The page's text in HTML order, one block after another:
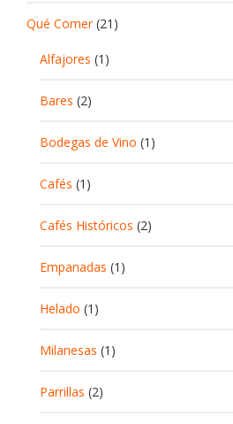
Qué Comer(21)
Alfajores (1)
Bares (2)
Bodegas de Vino (1)
Cafés (1)
Cafés Históricos (2)
Empanadas (1)
Helado (1)
Milanesas (1)
Parrillas (2)